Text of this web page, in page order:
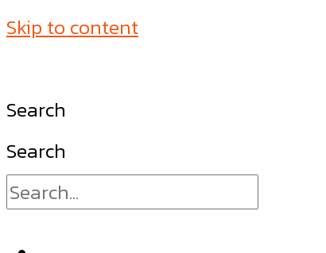
Skip to content
Search
Search